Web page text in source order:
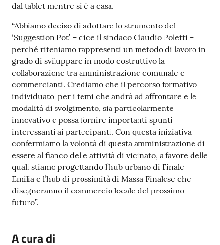
dal tablet mentre si è a casa.
“Abbiamo deciso di adottare lo strumento del
‘Suggestion Pot’ – dice il sindaco Claudio Poletti –
perché riteniamo rappresenti un metodo di lavoro in
grado di sviluppare in modo costruttivo la
collaborazione tra amministrazione comunale e
commercianti. Crediamo che il percorso formativo
individuato, per i temi che andrà ad affrontare e le
modalità di svolgimento, sia particolarmente
innovativo e possa fornire importanti spunti
interessanti ai partecipanti. Con questa iniziativa
confermiamo la volontà di questa amministrazione di
essere al fianco delle attività di vicinato, a favore delle
quali stiamo progettando l’hub urbano di Finale
Emilia e l’hub di prossimità di Massa Finalese che
disegneranno il commercio locale del prossimo
futuro”.
A cura di